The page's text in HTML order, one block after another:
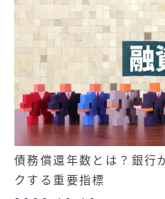
債務償還年数とは？銀行
クする重要指標